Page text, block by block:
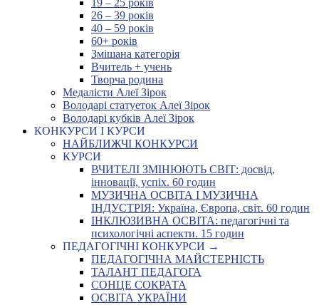
19 – 25 років
26 – 39 років
40 – 59 років
60+ років
Змішана категорія
Вчитель + учень
Творча родина
Медалісти Алеї Зірок
Володарі статуеток Алеї Зірок
Володарі кубків Алеї Зірок
КОНКУРСИ І КУРСИ
НАЙБЛИЖЧІ КОНКУРСИ
КУРСИ
ВЧИТЕЛІ ЗМІНЮЮТЬ СВІТ: досвід,
інновації, успіх. 60 годин
МУЗИЧНА ОСВІТА І МУЗИЧНА
ІНДУСТРІЯ: Україна, Європа, світ. 60 годин
ІНКЛЮЗИВНА ОСВІТА: педагогічні та
психологічні аспекти. 15 годин
ПЕДАГОГІЧНІ КОНКУРСИ →
ПЕДАГОГІЧНА МАЙСТЕРНІСТЬ
ТАЛАНТ ПЕДАГОГА
СОНЦЕ СОКРАТА
ОСВІТА УКРАЇНИ